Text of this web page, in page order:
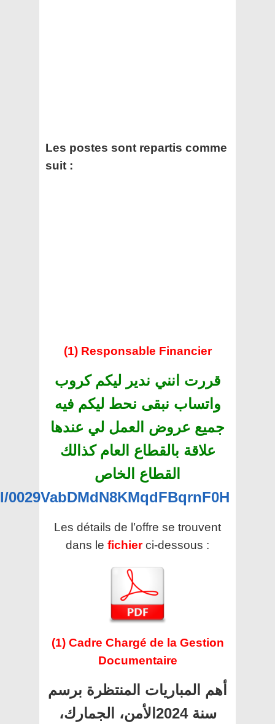
Les postes sont repartis comme
suit :
(1) Responsable Financier
قررت انني ندير ليكم كروب
واتساب نبقى نحط ليكم فيه
جميع عروض العمل لي عندها
علاقة بالقطاع العام كذالك
القطاع الخاص
Les détails de l’offre se trouvent
dans le fichier ci-dessous :
(1) Cadre Chargé de la Gestion
Documentaire
أهم المباريات المنتظرة برسم
سنة 2024الأمن، الجمارك،